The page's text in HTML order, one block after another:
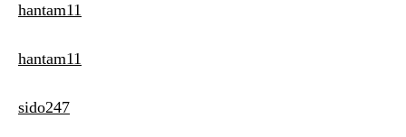
hantam11
hantam11
sido247